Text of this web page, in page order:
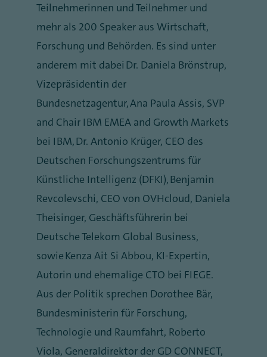
Teilnehmerinnen und Teilnehmer und
mehr als 200 Speaker aus Wirtschaft,
Forschung und Behörden. Es sind unter
anderem mit dabei Dr. Daniela Brönstrup,
Vizepräsidentin der
Bundesnetzagentur, Ana Paula Assis, SVP
and Chair IBM EMEA and Growth Markets
bei IBM, Dr. Antonio Krüger, CEO des
Deutschen Forschungszentrums für
Künstliche Intelligenz (DFKI), Benjamin
Revcolevschi, CEO von OVHcloud, Daniela
Theisinger, Geschäftsführerin bei
Deutsche Telekom Global Business,
sowie Kenza Ait Si Abbou, KI-Expertin,
Autorin und ehemalige CTO bei FIEGE.
Aus der Politik sprechen Dorothee Bär,
Bundesministerin für Forschung,
Technologie und Raumfahrt, Roberto
Viola, Generaldirektor der GD CONNECT,